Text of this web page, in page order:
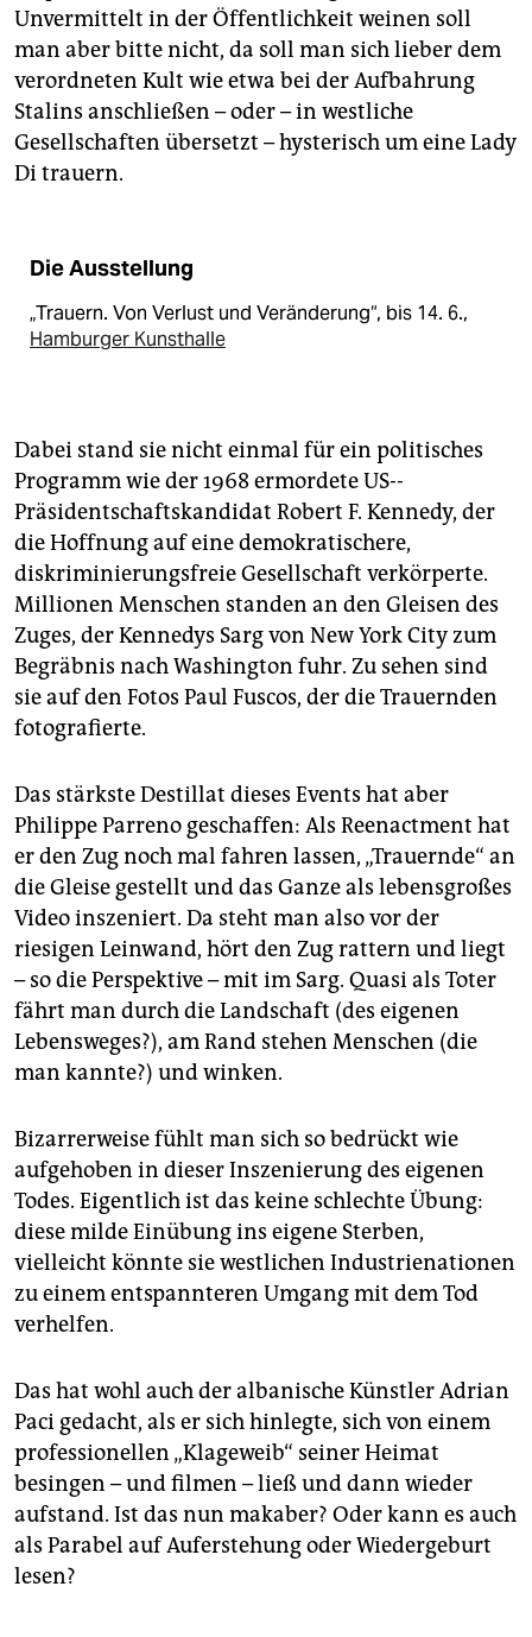
Unvermittelt in der Öffentlichkeit weinen soll
man aber bitte nicht, da soll man sich lieber dem
verordneten Kult wie etwa bei der Aufbahrung
Stalins anschließen – oder – in westliche
Gesellschaften übersetzt – hysterisch um eine Lady
Di trauern.
Die Ausstellung
„Trauern. Von Verlust und Veränderung“, bis 14. 6.,
Hamburger Kunsthalle
Dabei stand sie nicht einmal für ein politisches
Programm wie der 1968 ermordete US-­
Präsidentschaftskandidat Robert­ F. Kennedy, der
die Hoffnung auf eine demokratischere,
diskriminierungsfreie Gesellschaft verkörperte.
Millionen­ Menschen standen an den Gleisen des
Zuges, der Kennedys Sarg von New York City zum
Begräbnis nach Washington fuhr. Zu sehen sind
sie auf den Fotos Paul Fuscos, der die Trauernden
fotografierte.
Das stärkste Destillat dieses Events hat aber
Philippe Parreno geschaffen: Als Reenactment hat
er den Zug noch mal fahren lassen, „Trauernde“ an
die Gleise gestellt und das Ganze als lebensgroßes
Video inszeniert. Da steht man also vor der
riesigen Leinwand, hört den Zug rattern und liegt
– so die Perspektive – mit im Sarg. Quasi als Toter
fährt man durch die Landschaft (des eigenen
Lebensweges?), am Rand stehen Menschen (die
man kannte?) und winken.
Bizarrerweise fühlt man sich so bedrückt wie
aufgehoben in dieser Inszenierung des eigenen
Todes. Eigentlich ist das keine schlechte Übung:
diese milde Einübung ins eigene Sterben,
vielleicht könnte sie westlichen Industrienationen
zu einem entspannteren Umgang mit dem Tod
verhelfen.
Das hat wohl auch der albanische Künstler Adrian
Paci gedacht, als er sich hinlegte, sich von einem
professionellen „Klageweib“ seiner Heimat
besingen – und filmen – ließ und dann wieder
aufstand. Ist das nun makaber? Oder kann es auch
als Parabel auf Auferstehung oder Wiedergeburt
lesen?